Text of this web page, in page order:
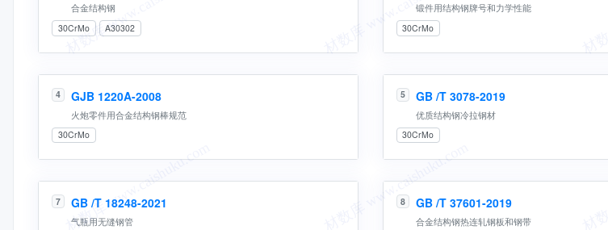
合金结构钢
30CrMo A30302
锻件用结构钢牌号和力学性能
30CrMo
4 GJB 1220A-2008
火炮零件用合金结构钢棒规范
30CrMo
5 GB /T 3078-2019
优质结构钢冷拉钢材
30CrMo
7 GB /T 18248-2021
气瓶用无缝钢管
8 GB /T 37601-2019
合金结构钢热连轧钢板和钢带